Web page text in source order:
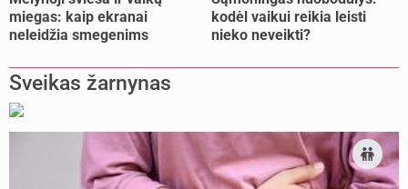
miegas: kaip ekranai
neleidžia smegenims
kodėl vaikui reikia leisti
nieko neveikti?
Sveikas žarnynas